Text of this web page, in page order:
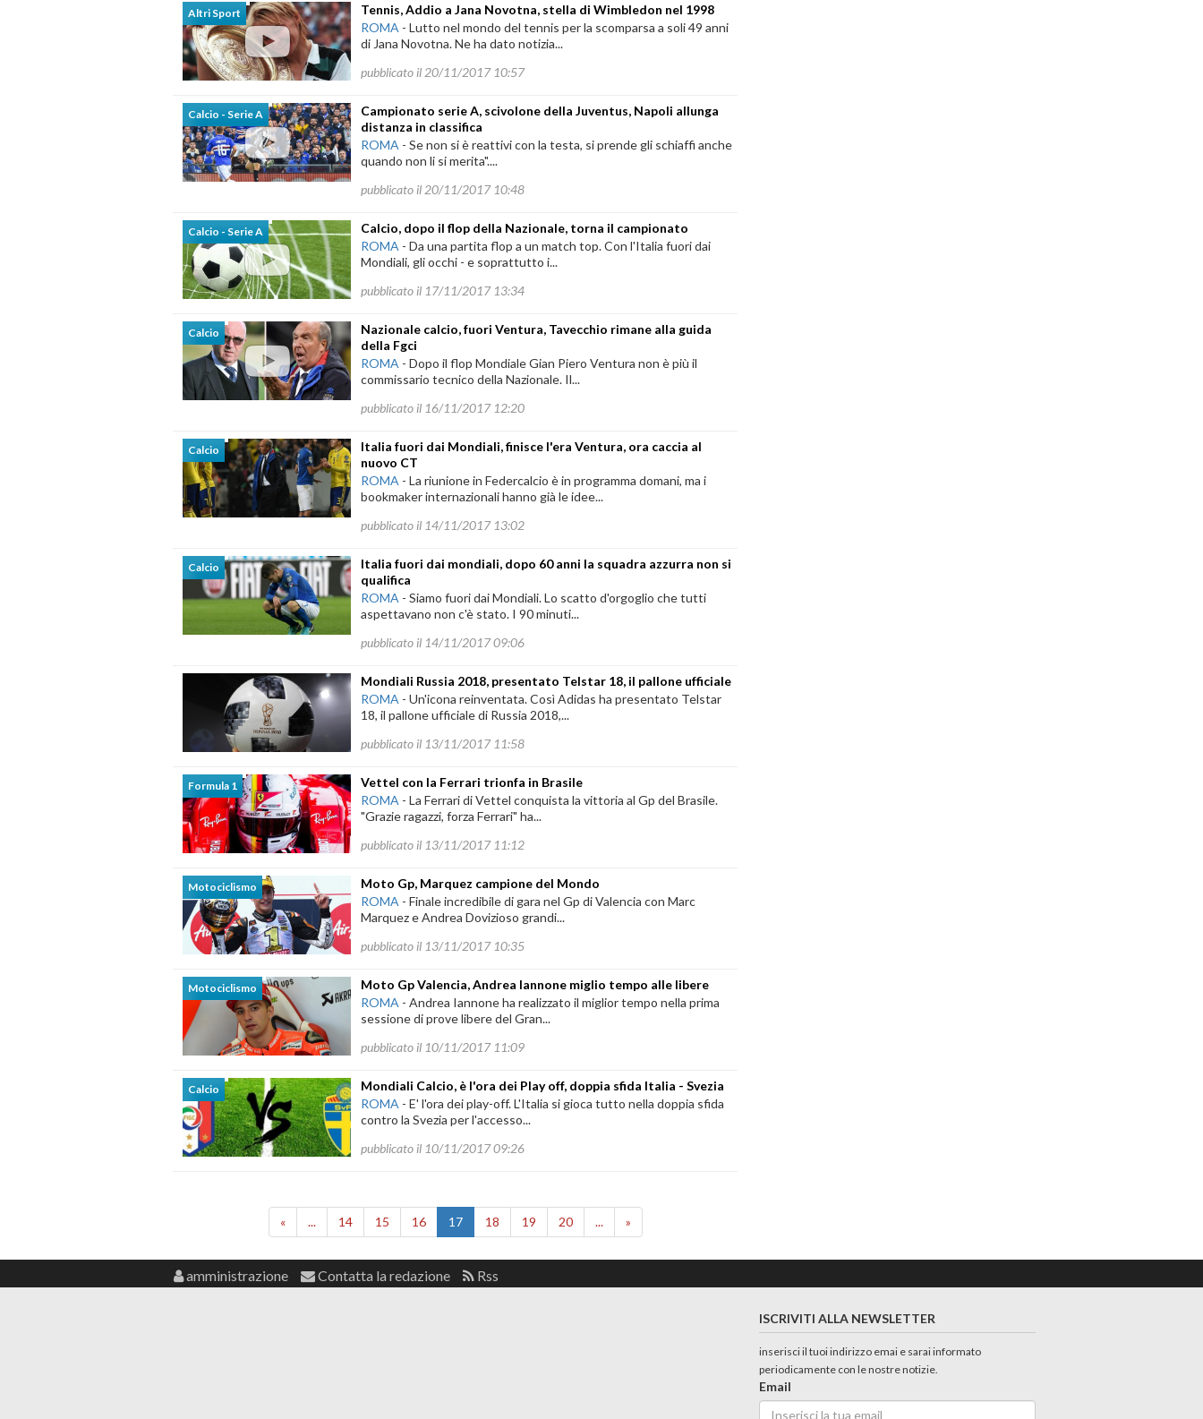
Altri Sport
Tennis, Addio a Jana Novotna, stella di Wimbledon nel 1998
ROMA - Lutto nel mondo del tennis per la scomparsa a soli 49 anni
di Jana Novotna. Ne ha dato notizia...
pubblicato il 20/11/2017 10:57
Calcio - Serie A
Campionato serie A, scivolone della Juventus, Napoli allunga
distanza in classifica
ROMA - Se non si è reattivi con la testa, si prende gli schiaffi anche
quando non li si merita"....
pubblicato il 20/11/2017 10:48
Calcio - Serie A
Calcio, dopo il flop della Nazionale, torna il campionato
ROMA - Da una partita flop a un match top. Con l'Italia fuori dai
Mondiali, gli occhi - e soprattutto i...
pubblicato il 17/11/2017 13:34
Calcio
Nazionale calcio, fuori Ventura, Tavecchio rimane alla guida
della Fgci
ROMA - Dopo il flop Mondiale Gian Piero Ventura non è più il
commissario tecnico della Nazionale. Il...
pubblicato il 16/11/2017 12:20
Calcio
Italia fuori dai Mondiali, finisce l'era Ventura, ora caccia al
nuovo CT
ROMA - La riunione in Federcalcio è in programma domani, ma i
bookmaker internazionali hanno già le idee...
pubblicato il 14/11/2017 13:02
Calcio
Italia fuori dai mondiali, dopo 60 anni la squadra azzurra non si
qualifica
ROMA - Siamo fuori dai Mondiali. Lo scatto d'orgoglio che tutti
aspettavano non c'è stato. I 90 minuti...
pubblicato il 14/11/2017 09:06
Mondiali Russia 2018, presentato Telstar 18, il pallone ufficiale
ROMA - Un'icona reinventata. Così Adidas ha presentato Telstar
18, il pallone ufficiale di Russia 2018,...
pubblicato il 13/11/2017 11:58
Formula 1
Vettel con la Ferrari trionfa in Brasile
ROMA - La Ferrari di Vettel conquista la vittoria al Gp del Brasile.
"Grazie ragazzi, forza Ferrari" ha...
pubblicato il 13/11/2017 11:12
Motociclismo
Moto Gp, Marquez campione del Mondo
ROMA - Finale incredibile di gara nel Gp di Valencia con Marc
Marquez e Andrea Dovizioso grandi...
pubblicato il 13/11/2017 10:35
Motociclismo
Moto Gp Valencia, Andrea Iannone miglio tempo alle libere
ROMA - Andrea Iannone ha realizzato il miglior tempo nella prima
sessione di prove libere del Gran...
pubblicato il 10/11/2017 11:09
Calcio
Mondiali Calcio, è l'ora dei Play off, doppia sfida Italia - Svezia
ROMA - E' l'ora dei play-off. L'Italia si gioca tutto nella doppia sfida
contro la Svezia per l'accesso...
pubblicato il 10/11/2017 09:26
« ... 14 15 16 17 18 19 20 ... »
amministrazione Contatta la redazione Rss
ISCRIVITI ALLA NEWSLETTER
inserisci il tuoi indirizzo emai e sarai informato
periodicamente con le nostre notizie.
Email